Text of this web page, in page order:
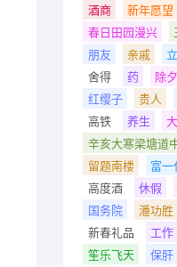
酒商
新年愿望
春日田园漫兴
朋友
亲戚
舍得
药 除夕
红缨子
贵人
高铁
养生
辛亥大寒梁塘道
留题南楼
富一
高度酒
休假
国务院
潘功胜
新春礼品
工作
笙乐飞天
保肝